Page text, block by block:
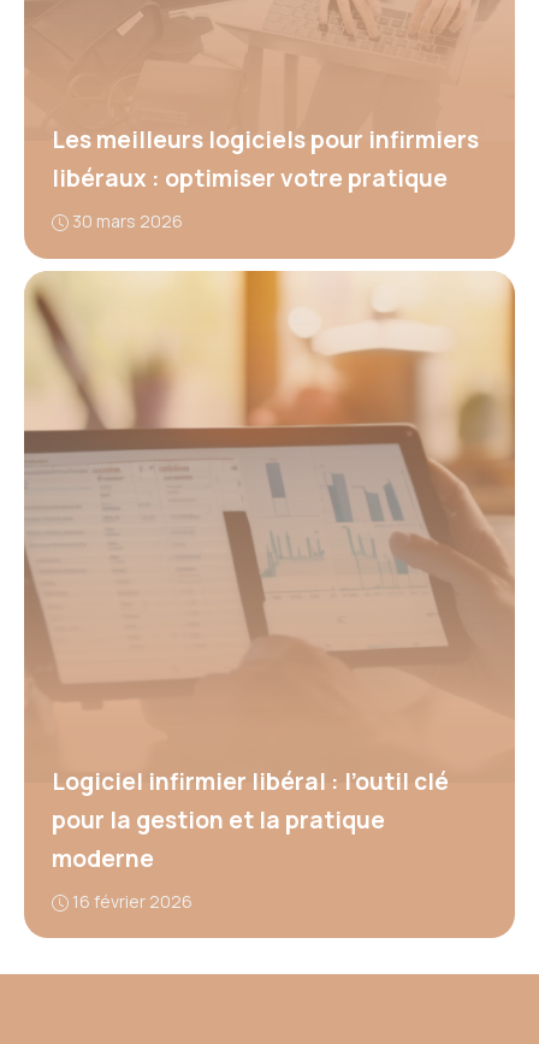
Les meilleurs logiciels pour infirmiers
libéraux : optimiser votre pratique
30 mars 2026
Logiciel infirmier libéral : l’outil clé
pour la gestion et la pratique
moderne
16 février 2026